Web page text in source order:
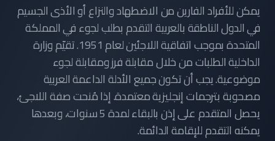
يمكن للأفراد الفارين من الاضطهاد والنزاع أو الأذى الجسيم
في الدول الناطقة بالعربية التقدم بطلب لجوء في المملكة
المتحدة بموجب اتفاقية اللاجئين لعام 1951. تقيّم وزارة
الداخلية الطلبات من خلال مقابلة فرز ومقابلة لجوء
موضوعية. يجب أن تكون جميع الأدلة الداعمة العربية
مصحوبة بترجمات إنجليزية معتمدة. إذا مُنحت صفة اللاجئ،
يحصل المتقدم على إذن بالبقاء لمدة 5 سنوات، وبعدها
يمكنه التقدم للإقامة الدائمة.